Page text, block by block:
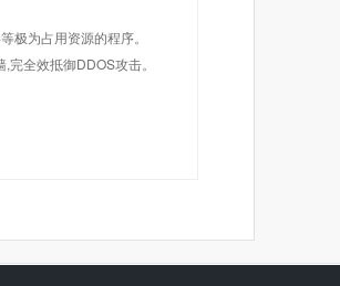
极为占用资源的程序。
全效抵御DDOS攻击。